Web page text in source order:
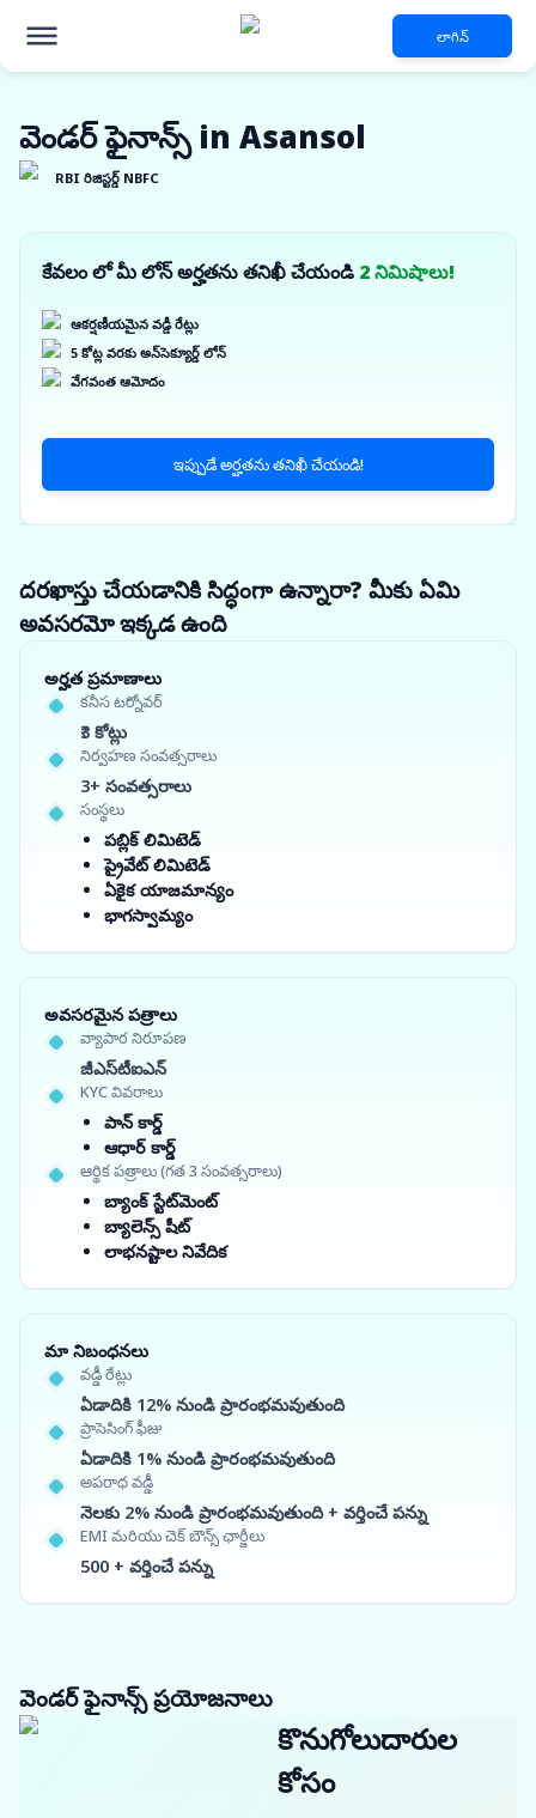
లాగిన్
వెండర్ ఫైనాన్స్ in Asansol
RBI రిజిస్టర్డ్ NBFC
కేవలం లో మీ లోన్ అర్హతను తనిఖీ చేయండి 2 నిమిషాలు!
ఆకర్షణీయమైన వడ్డీ రేట్లు
5 కోట్ల వరకు అన్‌సెక్యూర్డ్ లోన్
వేగవంత ఆమోదం
ఇప్పుడే అర్హతను తనిఖీ చేయండి!
దరఖాస్తు చేయడానికి సిద్ధంగా ఉన్నారా? మీకు ఏమి
అవసరమో ఇక్కడ ఉంది
అర్హత ప్రమాణాలు
కనీస టర్నోవర్
₹3 కోట్లు
నిర్వహణ సంవత్సరాలు
3+ సంవత్సరాలు
సంస్థలు
పబ్లిక్ లిమిటెడ్
ప్రైవేట్ లిమిటెడ్
ఏకైక యాజమాన్యం
భాగస్వామ్యం
అవసరమైన పత్రాలు
వ్యాపార నిరూపణ
జీఎస్‌టీఐఎన్
KYC వివరాలు
పాన్ కార్డ్
ఆధార్ కార్డ్
ఆర్థిక పత్రాలు (గత 3 సంవత్సరాలు)
బ్యాంక్ స్టేట్‌మెంట్
బ్యాలెన్స్ షీట్
లాభనష్టాల నివేదిక
మా నిబంధనలు
వడ్డీ రేట్లు
ఏడాదికి 12% నుండి ప్రారంభమవుతుంది
ప్రాసెసింగ్ ఫీజు
ఏడాదికి 1% నుండి ప్రారంభమవుతుంది
అపరాధ వడ్డీ
నెలకు 2% నుండి ప్రారంభమవుతుంది + వర్తించే పన్ను
EMI మరియు చెక్ బౌన్స్ ఛార్జీలు
500 + వర్తించే పన్ను
వెండర్ ఫైనాన్స్ ప్రయోజనాలు
కొనుగోలుదారుల
కోసం